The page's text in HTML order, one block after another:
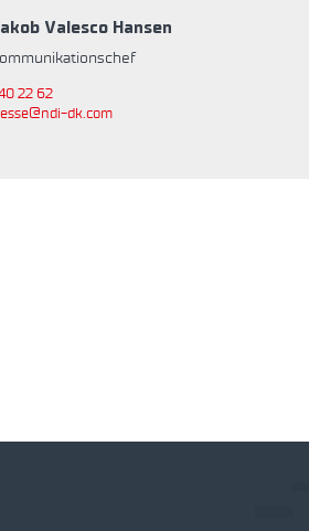
Valesco Hansen
22 62
dk.com